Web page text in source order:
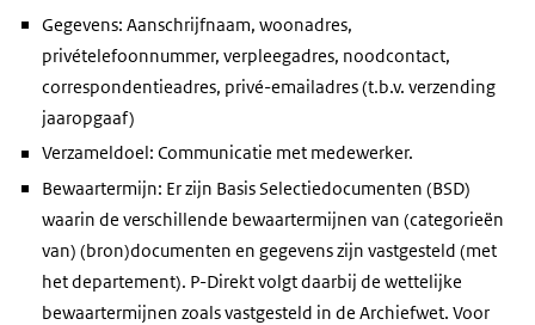
Gegevens: Aanschrijfnaam, woonadres,
privételefoonnummer, verpleegadres, noodcontact,
correspondentieadres, privé-emailadres (t.b.v. verzending
jaaropgaaf)
Verzameldoel: Communicatie met medewerker.
Bewaartermijn: Er zijn Basis Selectiedocumenten (BSD)
waarin de verschillende bewaartermijnen van (categorieën
van) (bron)documenten en gegevens zijn vastgesteld (met
het departement). P-Direkt volgt daarbij de wettelijke
bewaartermijnen zoals vastgesteld in de Archiefwet. Voor